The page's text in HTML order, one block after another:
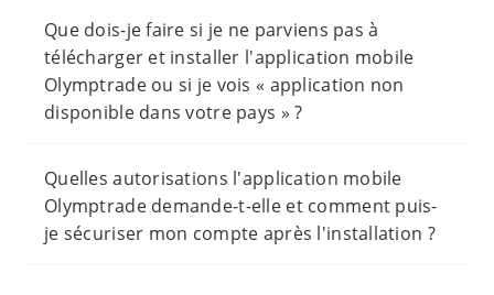
Que dois-je faire si je ne parviens pas à
télécharger et installer l'application mobile
Olymptrade ou si je vois « application non
disponible dans votre pays » ?
Quelles autorisations l'application mobile
Olymptrade demande-t-elle et comment puis-
je sécuriser mon compte après l'installation ?